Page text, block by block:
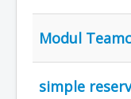
Modul
simple